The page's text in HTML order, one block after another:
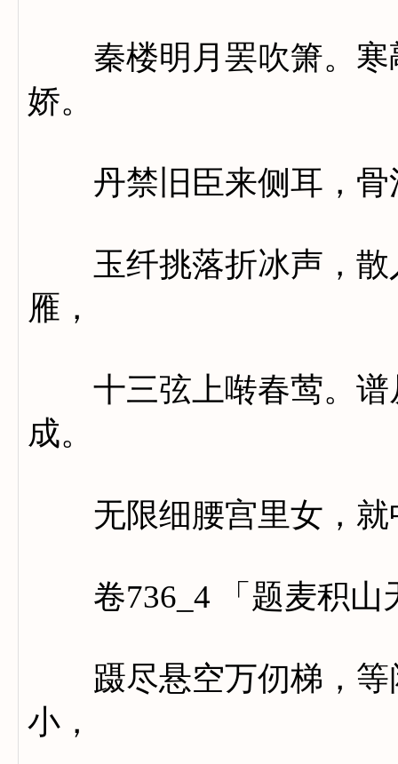
秦楼明月罢吹箫。寒
娇。
丹禁旧臣来侧耳，骨
玉纤挑落折冰声，散
雁，
十三弦上啭春莺。谱
成。
无限细腰宫里女，就
卷736_4 「题麦积山
蹑尽悬空万仞梯，等
小，